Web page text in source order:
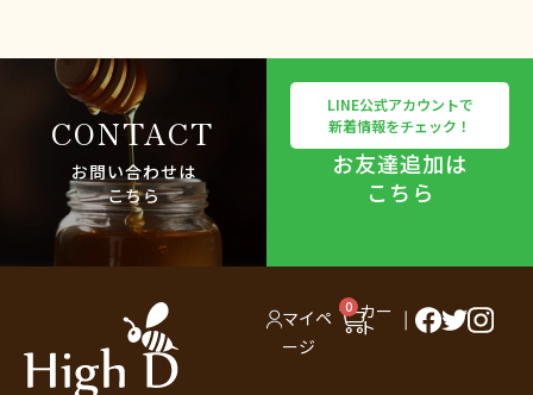
CONTACT
お問い合わせは
こちら
LINE公式アカウントで
新着情報をチェック！
お友達追加は
こちら
マイペ
ージ
0 カー
ト